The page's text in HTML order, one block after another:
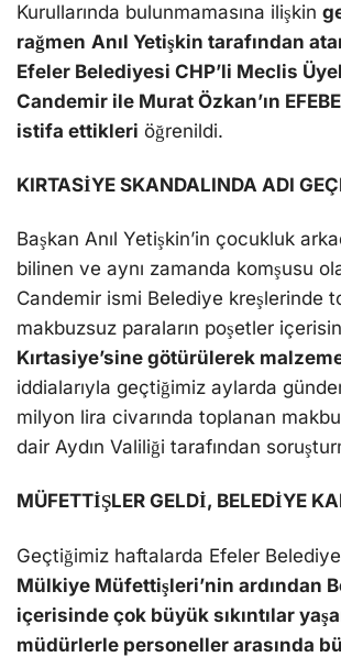
Kurullarında bulunmamasına ilişkin
rağmen Anıl Yetişkin tarafından
Efeler Belediyesi CHP’li Meclis
Candemir ile Murat Özkan’ın
istifa ettikleri öğrenildi.
KIRTASİYE SKANDALINDA ADI
Başkan Anıl Yetişkin’in çocukluk
bilinen ve aynı zamanda komşusu
Candemir ismi Belediye kreşlerinde
makbuzsuz paraların poşetler
Kırtasiye’sine götürülerek malzeme
iddialarıyla geçtiğimiz aylarda
milyon lira civarında toplanan
dair Aydın Valiliği tarafından
MÜFETTİŞLER GELDİ, BELEDİYE
Geçtiğimiz haftalarda Efeler
Mülkiye Müfettişleri’nin ardından
içerisinde çok büyük sıkıntılar
müdürlerle personeller arasında